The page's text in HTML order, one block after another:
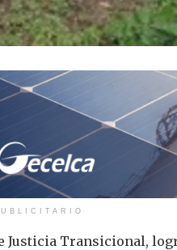
Transicional,